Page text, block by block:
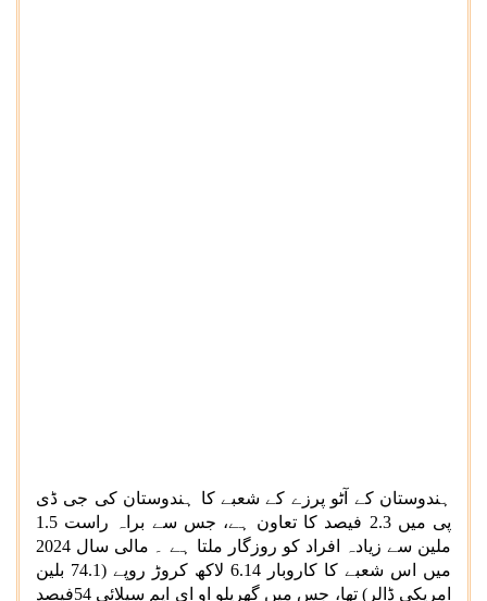
ہندوستان کے آٹو پرزے کے شعبے کا ہندوستان کی جی ڈی
پی میں 2.3 فیصد کا تعاون ہے، جس سے براہ راست 1.5
ملین سے زیادہ افراد کو روزگار ملتا ہے ۔ مالی سال 2024
میں اس شعبے کا کاروبار 6.14 لاکھ کروڑ روپے (74.1 بلین
امریکی ڈالر) تھا، جس میں گھریلو او ای ایم سپلائی 54فیصد